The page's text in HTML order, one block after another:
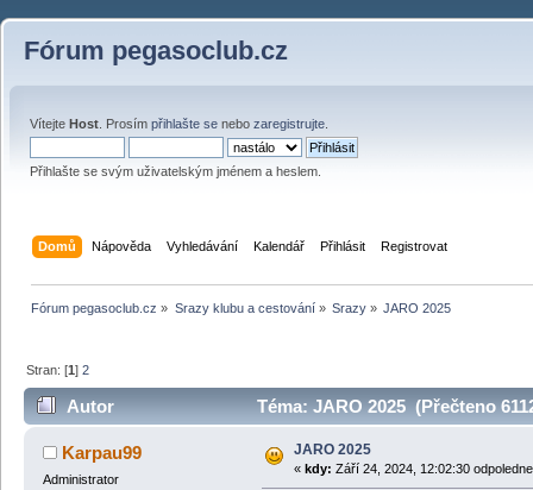
Fórum pegasoclub.cz
Vítejte Host . Prosím přihlašte se nebo zaregistrujte
Přihlašte se svým uživatelským jménem a heslem.
Domů Nápověda Vyhledávání Kalendář Přihlásit Registrovat
Fórum pegasoclub.cz » Srazy klubu a cestování» Srazy» JARO 2025
Stran: [1]2
Autor Téma: JARO 2025 (Přečteno
Karpau99
Administrator
JARO 2025
« kdy: Září 24, 2024, 12:02:30